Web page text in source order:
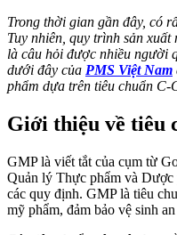
Trong thời gian gần đây, có
Tuy nhiên, quy trình sản
là câu hỏi được nhiều người
dưới đây của PMS Việt Nam
phẩm dựa trên tiêu chuẩn C-
Giới thiệu về tiêu
GMP là viết tắt của cụm từ
Quản lý Thực phẩm và
các quy định. GMP là tiêu
mỹ phẩm, đảm bảo vệ sinh